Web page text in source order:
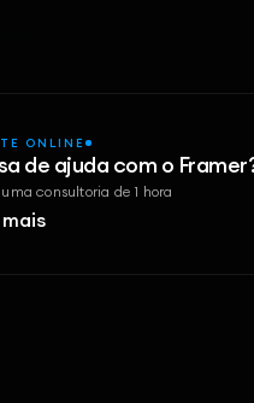
ONLINE
de ajuda com o
consultoria de 1 hora